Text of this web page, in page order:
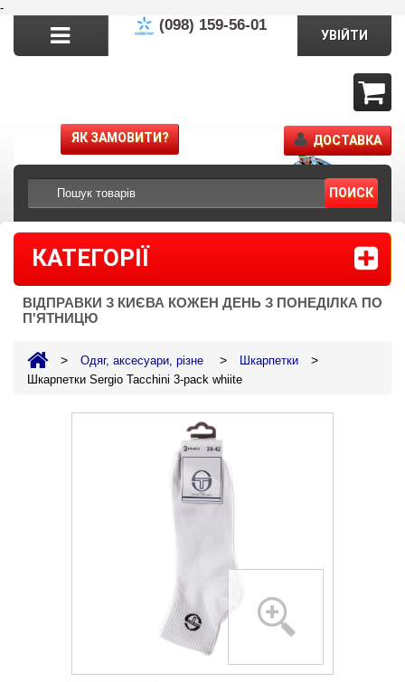
-
(098) 159-56-01
ПОИСК
УВІЙТИ
ЯК ЗАМОВИТИ? ДОСТАВКА
КАТЕГОРІЇ
ВІДПРАВКИ З КИЄВА КОЖЕН ДЕНЬ З ПОНЕДІЛКА ПО
П'ЯТНИЦЮ
> Одяг, аксесуари, різне > Шкарпетки >
Шкарпетки Sergio Tacchini 3-pack whiite